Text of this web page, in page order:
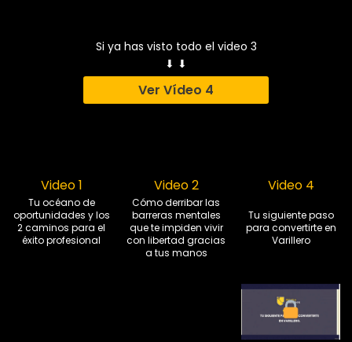
Si ya has visto todo el video 3
⬇ ⬇
Ver Vídeo 4
Video 1
Tu océano de
oportunidades y los
2 caminos para el
éxito profesional
Video 2
Cómo derribar las
barreras mentales
que te impiden vivir
con libertad gracias
a tus manos
Video 4
Tu siguiente paso
para convertirte en
Varillero